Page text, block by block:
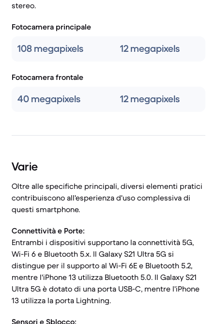
stereo.
Fotocamera principale
108 megapixels 12 megapixels
Fotocamera frontale
40 megapixels 12 megapixels
Varie
Oltre alle specifiche principali, diversi elementi pratici
contribuiscono all'esperienza d'uso complessiva di
questi smartphone.
Connettività e Porte:
Entrambi i dispositivi supportano la connettività 5G,
Wi-Fi 6 e Bluetooth 5.x. Il Galaxy S21 Ultra 5G si
distingue per il supporto al Wi-Fi 6E e Bluetooth 5.2,
mentre l'iPhone 13 utilizza Bluetooth 5.0. Il Galaxy S21
Ultra 5G è dotato di una porta USB-C, mentre l'iPhone
13 utilizza la porta Lightning.
Sensori e Sblocco: